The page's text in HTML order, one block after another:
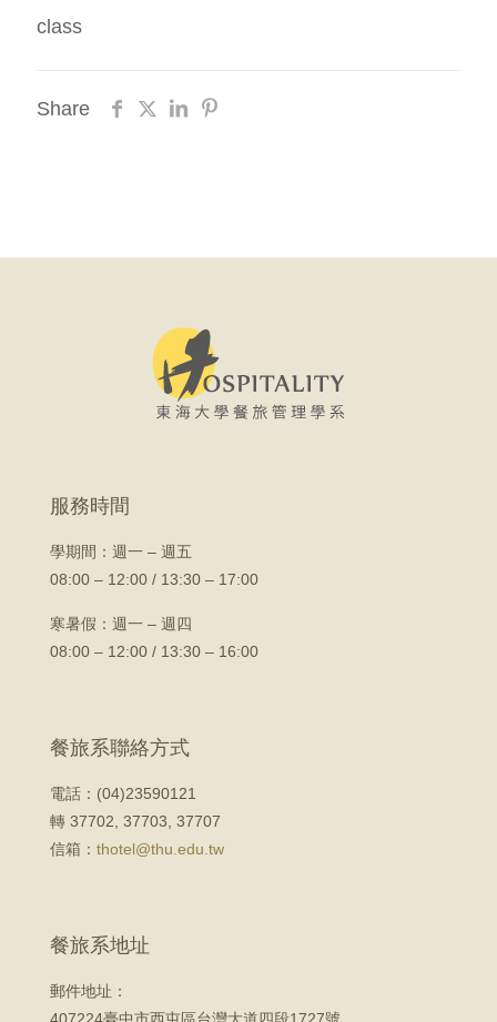
class
Share
服務時間
學期間： 週一 – 週五
08:00 – 12:00 / 13:30 – 17:00
寒暑假：週一 – 週四
08:00 – 12:00 / 13:30 – 16:00
餐旅系聯絡方式
電話：(04)23590121
轉 37702, 37703, 37707
信箱： thotel@thu.edu.tw
餐旅系地址
郵件地址：